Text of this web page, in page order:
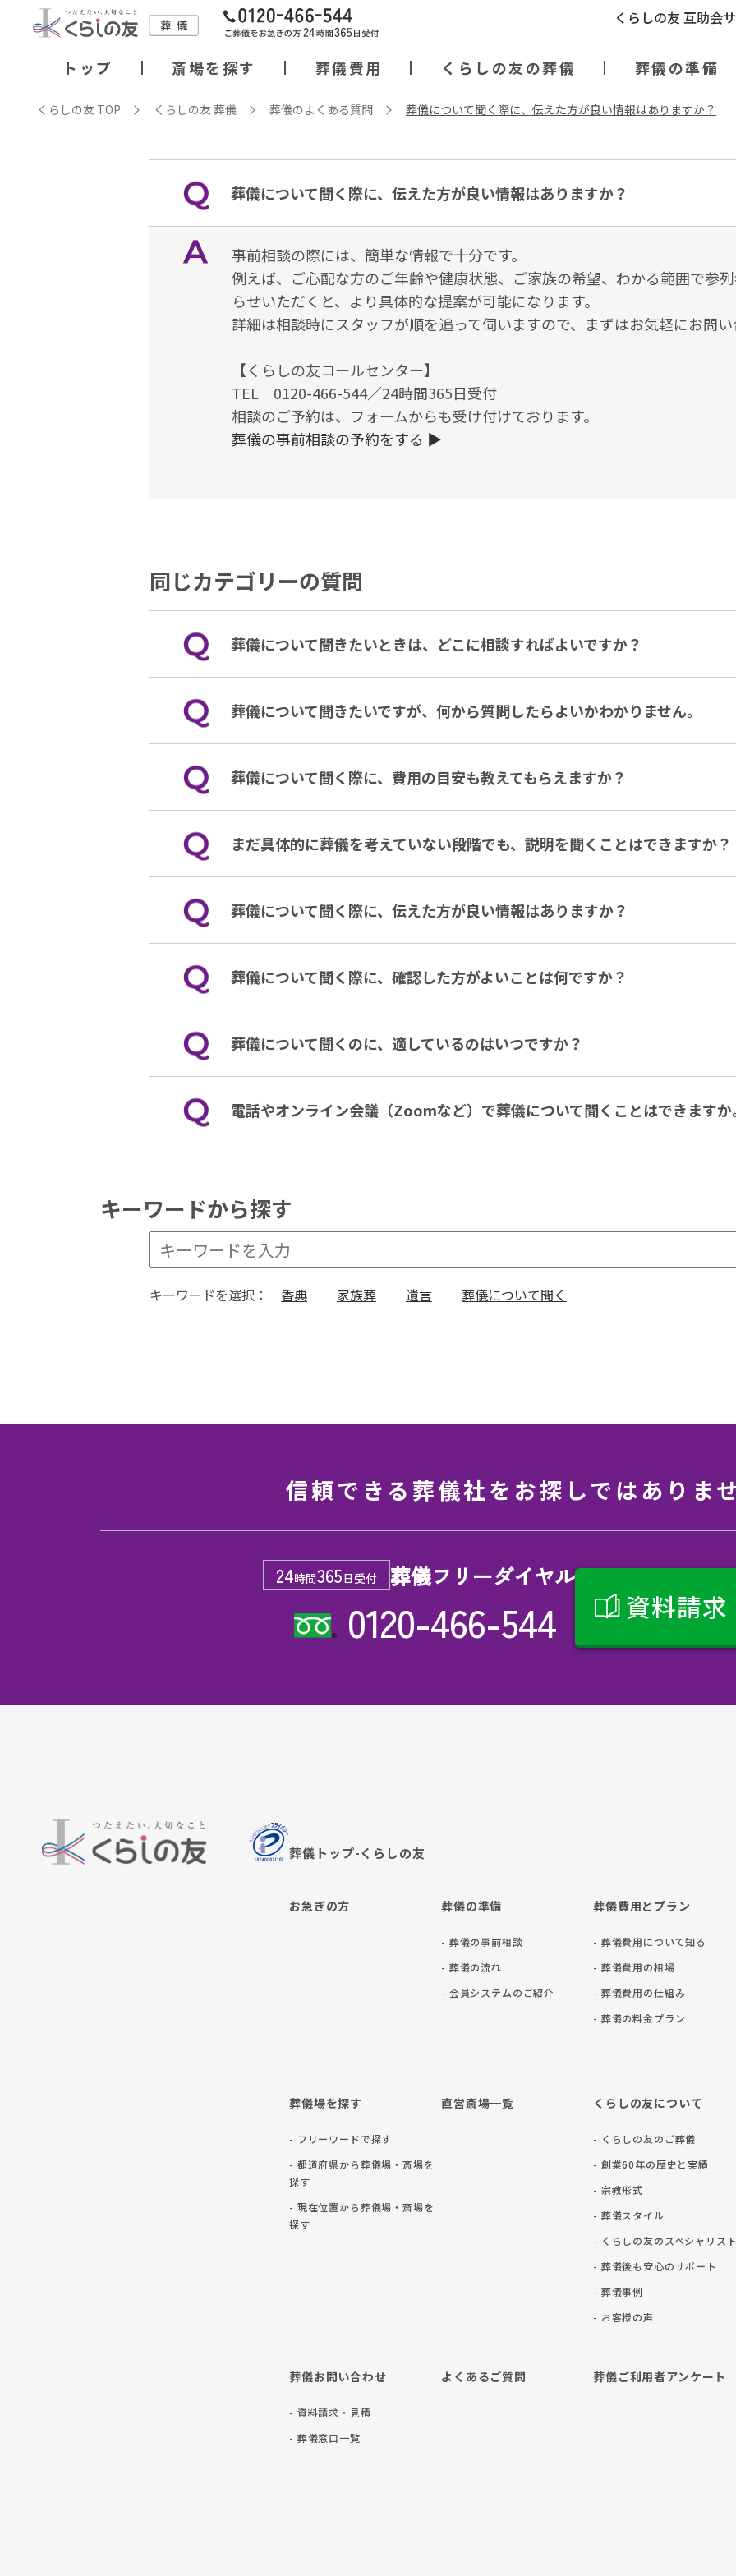
くらしの友 互助会
トップ 斎場を探す 葬儀費用 くらしの友の葬儀 葬儀の準備
くらしの友 TOP くらしの友 葬儀 葬儀のよくある質問 葬儀について聞く際に、伝えた方が良い情報はありますか？
葬儀について聞く際に、伝えた方が良い情報はありますか？
事前相談の際には、簡単な情報で十分です。
例えば、ご心配な方のご年齢や健康状態、ご家族の希望、わかる範囲で参
らせいただくと、より具体的な提案が可能になります。
詳細は相談時にスタッフが順を追って伺いますので、まずはお気軽にお問
【くらしの友コールセンター】
TEL 0120-466-544／24時間365日受付
相談のご予約は、フォームからも受け付けております。
葬儀の事前相談の予約をする ▶
同じカテゴリーの質問
葬儀について聞きたいときは、どこに相談すればよいですか？
葬儀について聞きたいですが、何から質問したらよいかわかりません。
葬儀について聞く際に、費用の目安も教えてもらえますか？
まだ具体的に葬儀を考えていない段階でも、説明を聞くことはできますか？
葬儀について聞く際に、伝えた方が良い情報はありますか？
葬儀について聞く際に、確認した方がよいことは何ですか？
葬儀について聞くのに、適しているのはいつですか？
電話やオンライン会議（Zoomなど）で葬儀について聞くことはできますか
キーワードから探す
キーワードを選択： 香典 家族葬 遺言 葬儀について聞く
信頼できる葬儀社を お探しではありま
24時間365日受付 葬儀フリーダイヤル
0120-466-544 資料請
葬儀トップ-くらしの友
お急ぎの方 葬儀の準備
- 葬儀の事前相談
- 葬儀の流れ
- 会員システムのご紹介
葬儀費用とプラン
- 葬儀費用について知る
- 葬儀費用の相場
- 葬儀費用の仕組み
- 葬儀の料⾦プラン
葬儀場を探す
- フリーワードで探す
- 都道府県から葬儀場・斎場を
探す
- 現在位置から葬儀場・斎場を
探す
直営斎場一覧 くらしの友について
- くらしの友のご葬儀
- 創業60年の歴史と実績
- 宗教形式
- 葬儀スタイル
- くらしの友のスペシャリス
- 葬儀後も安⼼のサポート
- 葬儀事例
- お客様の声
葬儀お問い合わせ
- 資料請求・見積
- 葬儀窓口一覧
よくあるご質問 葬儀ご利用者アンケート